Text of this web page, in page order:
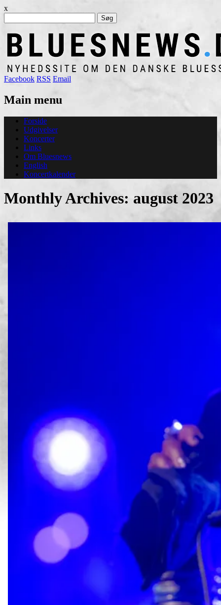
x
efter:
Facebook RSS Email
Main menu
Skip
content
Forside
Udgivelser
Koncerter
Links
Om Bluesnews
English
Koncertkalender
Monthly Archives: august 2023